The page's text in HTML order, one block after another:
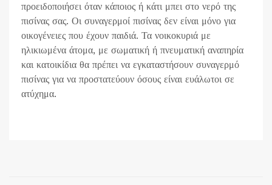
προειδοποιήσει όταν κάποιος ή κάτι μπει στο νερό της
πισίνας σας. Οι συναγερμοί πισίνας δεν είναι μόνο για
οικογένειες που έχουν παιδιά. Τα νοικοκυριά με
ηλικιωμένα άτομα, με σωματική ή πνευματική αναπηρία
και κατοικίδια θα πρέπει να εγκαταστήσουν συναγερμό
πισίνας για να προστατεύουν όσους είναι ευάλωτοι σε
ατύχημα.